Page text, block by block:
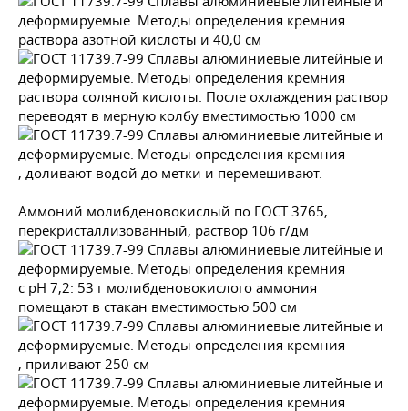
раствора азотной кислоты и 40,0 см
раствора соляной кислоты. После охлаждения раствор
переводят в мерную колбу вместимостью 1000 см
, доливают водой до метки и перемешивают.
Аммоний молибденовокислый по ГОСТ 3765,
перекристаллизованный, раствор 106 г/дм
с рН 7,2: 53 г молибденовокислого аммония
помещают в стакан вместимостью 500 см
, приливают 250 см